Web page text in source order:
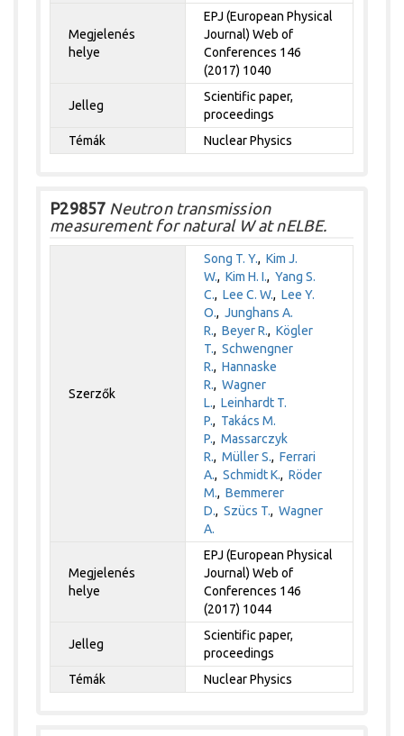
Megjelenés
helye
EPJ (European Physical
Journal) Web of
Conferences 146
(2017) 1040
Jelleg
Scientific paper,
proceedings
Témák
Nuclear Physics
P29857 Neutron transmission
measurement for natural W at nELBE.
Szerzők
Song T. Y.,Kim J.
W.,Kim H. I.,Yang S.
C.,Lee C. W.,Lee Y.
O.,Junghans A.
R.,Beyer R.,Kögler
T.,Schwengner
R.,Hannaske
R.,Wagner
L.,Leinhardt T.
P., Takács M.
P.,Massarczyk
R.,Müller S.,Ferrari
A.,Schmidt K.,Röder
M.,Bemmerer
D.,Szücs T.,Wagner
A.
Megjelenés
helye
EPJ (European Physical
Journal) Web of
Conferences 146
(2017) 1044
Jelleg
Scientific paper,
proceedings
Témák
Nuclear Physics